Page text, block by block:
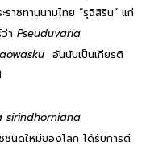
าชทานนามไทย “รุจิสิริน” แก่
า Pseuduvaria
อันนับเป็นเกียรติ
sirindhorniana
ชนิดใหม่ของโลก ได้รับการตี